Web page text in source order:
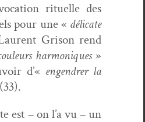
rit­uelle des
pour une « déli­cate
Gri­son rend
har­moniques»
d’« engen­dr­er la
est – on l’a vu – un